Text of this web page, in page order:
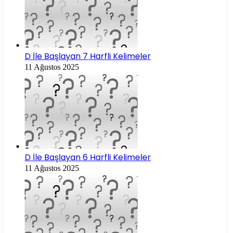
D İle Başlayan 7 Harfli Kelimeler
11 Ağustos 2025
D İle Başlayan 6 Harfli Kelimeler
11 Ağustos 2025